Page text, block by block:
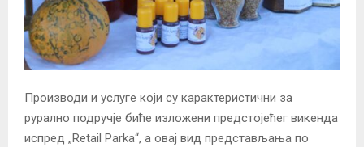
Производи и услуге који су карактеристични за
рурално подручје биће изложени предстојећег викенда
испред „Retail Parka“, а овај вид представљања по